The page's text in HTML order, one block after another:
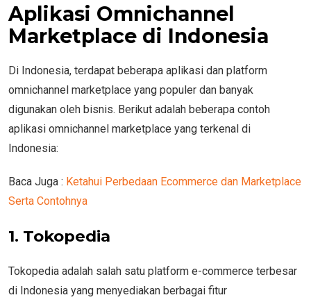
Aplikasi Omnichannel
Marketplace di Indonesia
Di Indonesia, terdapat beberapa aplikasi dan platform
omnichannel marketplace yang populer dan banyak
digunakan oleh bisnis. Berikut adalah beberapa contoh
aplikasi omnichannel marketplace yang terkenal di
Indonesia:
Baca Juga : Ketahui Perbedaan Ecommerce dan Marketplace
Serta Contohnya
1. Tokopedia
Tokopedia adalah salah satu platform e-commerce terbesar
di Indonesia yang menyediakan berbagai fitur